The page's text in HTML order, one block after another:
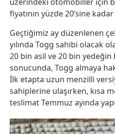
fiyatının yüzde 20’sine
Geçtiğimiz ay düzenlenen
yılında Togg sahibi olacak
20 bin asil ve 20 bin
sonucunda, Togg almaya
İlk etapta uzun menzilli
sahiplerine ulaşırken, kısa
teslimat Temmuz ayında